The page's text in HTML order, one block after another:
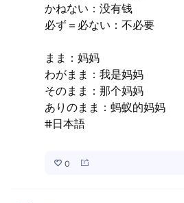
かねない：没有钱
必ず＝必ない：不必要
まま：妈妈
わがまま：我是妈妈
そのまま：那个妈妈
ありのまま：蚂蚁的妈妈
#日本語
0